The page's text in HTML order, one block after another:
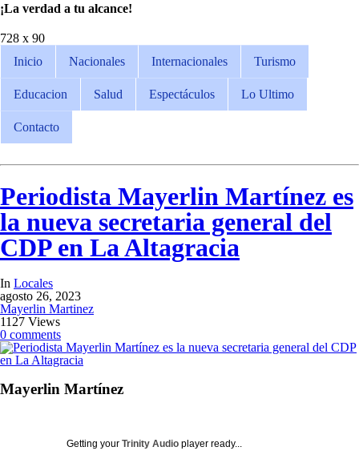
¡La verdad a tu alcance!
728 x 90
Inicio
Nacionales Internacionales Turismo
Educacion Salud Espectáculos Lo Ultimo
Contacto
Periodista Mayerlin Martínez es
la nueva secretaria general del
CDP en La Altagracia
In Locales
agosto 26, 2023
Mayerlin Martinez
1127 Views
0 comments
Mayerlin Martínez
Getting your Trinity Audio player ready...